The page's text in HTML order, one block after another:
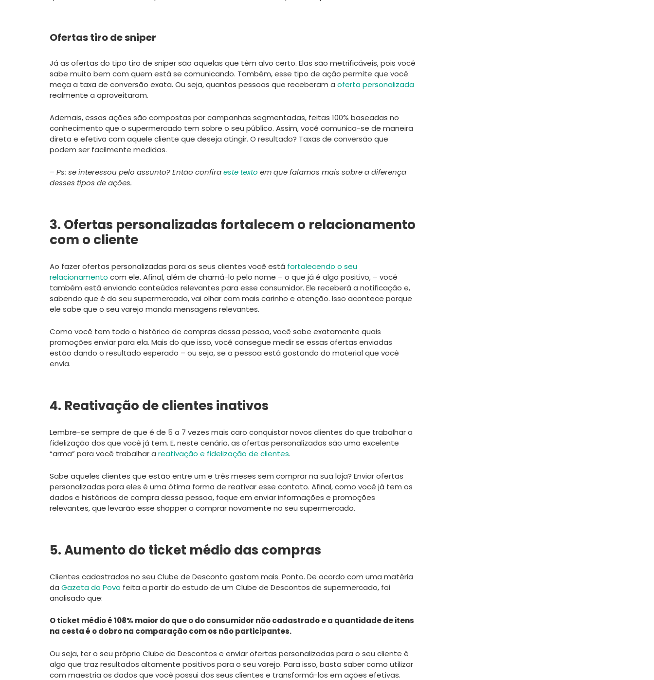
Ofertas tiro de sniper
Já as ofertas do tipo tiro de sniper são aquelas que têm alvo certo. Elas são metrificáveis, pois você
sabe muito bem com quem está se comunicando. Também, esse tipo de ação permite que você
meça a taxa de conversão exata. Ou seja, quantas pessoas que receberam a oferta personalizada
realmente a aproveitaram.
Ademais, essas ações são compostas por campanhas segmentadas, feitas 100% baseadas no
conhecimento que o supermercado tem sobre o seu público. Assim, você comunica-se de maneira
direta e efetiva com aquele cliente que deseja atingir. O resultado? Taxas de conversão que
podem ser facilmente medidas.
– Ps: se interessou pelo assunto? Então confiraeste texto em que falamos mais sobre a diferença
desses tipos de ações.
3. Ofertas personalizadas fortalecem o relacionamento
com o cliente
Ao fazer ofertas personalizadas para os seus clientes você está fortalecendo o seu
relacionamento com ele. Afinal, além de chamá-lo pelo nome – o que já é algo positivo, – você
também está enviando conteúdos relevantes para esse consumidor. Ele receberá a notificação e,
sabendo que é do seu supermercado, vai olhar com mais carinho e atenção. Isso acontece porque
ele sabe que o seu varejo manda mensagens relevantes.
Como você tem todo o histórico de compras dessa pessoa, você sabe exatamente quais
promoções enviar para ela. Mais do que isso, você consegue medir se essas ofertas enviadas
estão dando o resultado esperado – ou seja, se a pessoa está gostando do material que você
envia.
4. Reativação de clientes inativos
Lembre-se sempre de que é de 5 a 7 vezes mais caro conquistar novos clientes do que trabalhar a
fidelização dos que você já tem. E, neste cenário, as ofertas personalizadas são uma excelente
“arma” para você trabalhar a reativação e fidelização de clientes.
Sabe aqueles clientes que estão entre um e três meses sem comprar na sua loja? Enviar ofertas
personalizadas para eles é uma ótima forma de reativar esse contato. Afinal, como você já tem os
dados e históricos de compra dessa pessoa, foque em enviar informações e promoções
relevantes, que levarão esse shopper a comprar novamente no seu supermercado.
5. Aumento do ticket médio das compras
Clientes cadastrados no seu Clube de Desconto gastam mais. Ponto. De acordo com uma matéria
da Gazeta do Povo feita a partir do estudo de um Clube de Descontos de supermercado, foi
analisado que:
O ticket médio é 108% maior do que o do consumidor não cadastrado e a quantidade de itens
na cesta é o dobro na comparação com os não participantes.
Ou seja, ter o seu próprio Clube de Descontos e enviar ofertas personalizadas para o seu cliente é
algo que traz resultados altamente positivos para o seu varejo. Para isso, basta saber como utilizar
com maestria os dados que você possui dos seus clientes e transformá-los em ações efetivas.